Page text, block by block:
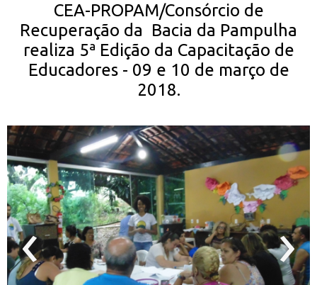
CEA-PROPAM/Consórcio de
Recuperação da Bacia da Pampulha
realiza 5ª Edição da Capacitação de
Educadores- 09 e 10 de março de
2018.
‹ ›